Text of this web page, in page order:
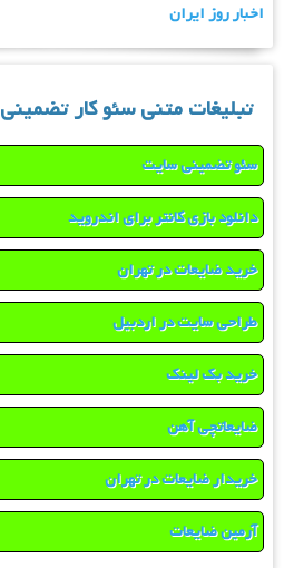
اخبار روز ایران
تبلیغات متنی سئو کار تضمینی
سئو تضمینی سایت
دانلود بازی کانتر برای اندروید
خرید ضایعات در تهران
طراحی سایت در اردبیل
خرید بک لینک
ضایعاتچی آهن
خریدار ضایعات در تهران
آرمین ضایعات